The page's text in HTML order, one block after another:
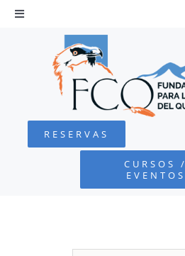
Saltar
Toggle
Navigation
QUEBRANTAHUESOS
FUNDACIÓN
RESERVAS
CURSOS /
EVENTOS